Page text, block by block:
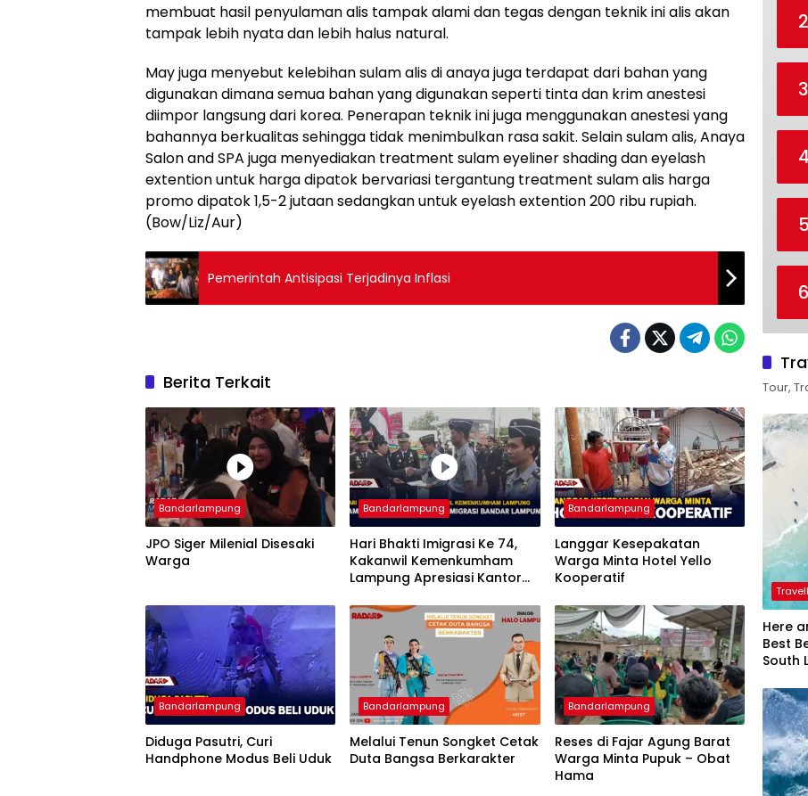
membuat hasil penyulaman alis tampak alami dan tegas dengan teknik ini alis akan
tampak lebih nyata dan lebih halus natural.
May juga menyebut kelebihan sulam alis di anaya juga terdapat dari bahan yang
digunakan dimana semua bahan yang digunakan seperti tinta dan krim anestesi
diimpor langsung dari korea. Penerapan teknik ini juga menggunakan anestesi yang
bahannya berkualitas sehingga tidak menimbulkan rasa sakit. Selain sulam alis, Anaya
Salon and SPA juga menyediakan treatment sulam eyeliner shading dan eyelash
extention untuk harga dipatok bervariasi tergantung treatment sulam alis harga
promo dipatok 1,5-2 jutaan sedangkan untuk eyelash extention 200 ribu rupiah.
(Bow/Liz/Aur)
Pemerintah Antisipasi Terjadinya Inflasi
Berita Terkait
Bandarlampung
JPO Siger Milenial Disesaki
Warga
Bandarlampung
Hari Bhakti Imigrasi Ke 74,
Kakanwil Kemenkumham
Lampung Apresiasi Kantor
Bandarlampung
Langgar Kesepakatan
Warga Minta Hotel Yello
Kooperatif
Bandarlampung
Diduga Pasutri, Curi
Handphone Modus Beli Uduk
Bandarlampung
Melalui Tenun Songket Cetak
Duta Bangsa Berkarakter
Bandarlampung
Reses di Fajar Agung Barat
Warga Minta Pupuk – Obat
Hama
2
3
4
5
6
Tour,
Here
Best
South